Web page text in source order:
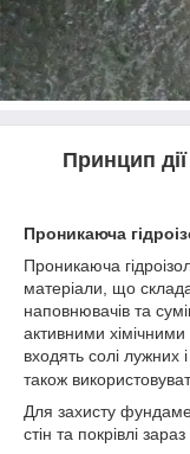
Принцип дії
Проникаюча
Проникаюча
матеріали, що
наповнювачів та
активними
входять солі лужних
також
Для захисту
стін та покрівлі зараз